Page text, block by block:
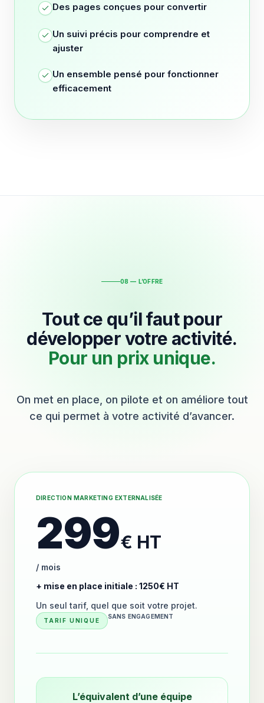
Des pages conçues pour convertir
Un suivi précis pour comprendre et
ajuster
Un ensemble pensé pour fonctionner
efficacement
08 — L’OFFRE
Tout ce qu’il faut pour
développer votre activité.
Pour un prix unique.
On met en place, on pilote et on améliore tout
ce qui permet à votre activité d’avancer.
DIRECTION MARKETING EXTERNALISÉE
299€ HT
/ mois
+ mise en place initiale : 1250€ HT
Un seul tarif, quel que soit votre projet.
TARIF UNIQUE
SANS ENGAGEMENT
L’équivalent d’une équipe